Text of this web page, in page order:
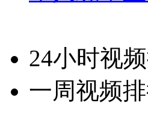
24小时视
一周视频